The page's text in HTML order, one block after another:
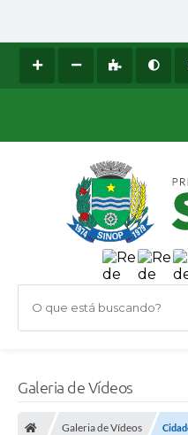
O que está buscando?
Galeria de Vídeos
Galeria de Vídeos